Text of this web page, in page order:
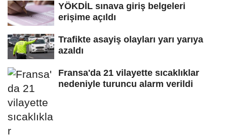
YÖKDİL sınava giriş belgeleri
erişime açıldı
Trafikte asayiş olayları yarı yarıya
azaldı
Fransa'da 21 vilayette sıcaklıklar
nedeniyle turuncu alarm verildi